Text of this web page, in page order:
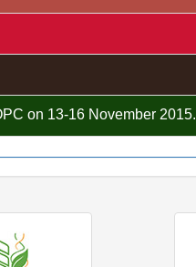
on 13-16 November 2015.